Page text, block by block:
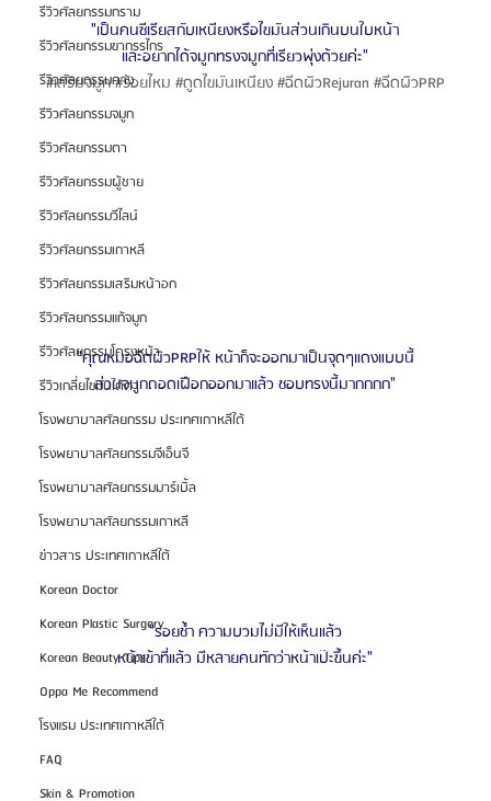
รีวิวศัลยกรรมกราม
รีวิวศัลยกรรมขากรรไกร
รีวิวศัลยกรรมคาง
รีวิวศัลยกรรมจมูก
รีวิวศัลยกรรมตา
รีวิวศัลยกรรมผู้ชาย
รีวิวศัลยกรรมวีไลน์
รีวิวศัลยกรรมเกาหลี
รีวิวศัลยกรรมเสริมหน้าอก
รีวิวศัลยกรรมแก้จมูก
รีวิวศัลยกรรมโครงหน้า
รีวิวเกลี่ยไขมันใต้ตา
โรงพยาบาลศัลยกรรม ประเทศเกาหลีใต้
โรงพยาบาลศัลยกรรมจีเอ็นจี
โรงพยาบาลศัลยกรรมมาร์เบิ้ล
โรงพยาบาลศัลยกรรมเกาหลี
ข่าวสาร ประเทศเกาหลีใต้
Korean Doctor
Korean Plastic Surgery
Korean Beauty Tips
Oppa Me Recommend
โรงแรม ประเทศเกาหลีใต้
FAQ
Skin & Promotion
"เป็นคนซีเรียสกับเหนียงหรือไขมันส่วนเกินบนใบหน้า
และอยากได้จมูกทรงจมูกที่เรียวพุ่งด้วยค่ะ"
#เสริมจมูก #ร้อยไหม #ดูดไขมันเหนียง #ฉีดผิวRejuran #ฉีดผิวPRP
"คุณหมอฉีดผิวPRPให้ หน้าก็จะออกมาเป็นจุดๆแดงแบบนี้
ส่วนจมูกถอดเฝือกออกมาแล้ว ชอบทรงนี้มากกกก"
"รอยช้ำ ความบวมไม่มีให้เห็นแล้ว
หน้าเข้าที่แล้ว มีหลายคนทักว่าหน้าเป๊ะขึ้นค่ะ"